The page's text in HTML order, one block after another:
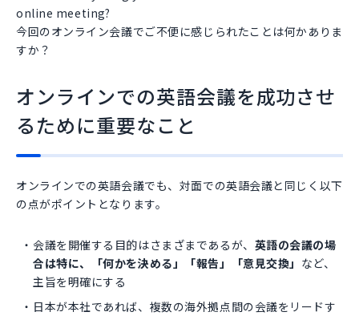
online meeting?
今回のオンライン会議でご不便に感じられたことは何かありま
すか？
オンラインでの英語会議を成功させ
るために重要なこと
オンラインでの英語会議でも、対面での英語会議と同じく以下
の点がポイントとなります。
会議を開催する目的はさまざまであるが、 英語の会議の場
合は特に、「何かを決める」「報告」「意見交換」 など、
主旨を明確にする
日本が本社であれば、複数の海外拠点間の会議をリードす